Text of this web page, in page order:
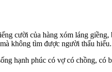
cười của hàng xóm láng
không tìm được người thấu hiểu.
hạnh phúc có vợ có chồng, có